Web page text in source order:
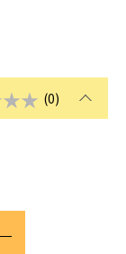
(0)